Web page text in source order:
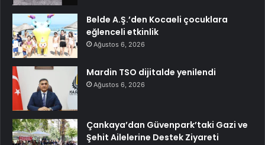
Belde A.Ş.’den Kocaeli çocuklara
eğlenceli etkinlik
Ağustos 6, 2026
Mardin TSO dijitalde yenilendi
Ağustos 6, 2026
Çankaya’dan Güvenpark’taki Gazi ve
Şehit Ailelerine Destek Ziyareti